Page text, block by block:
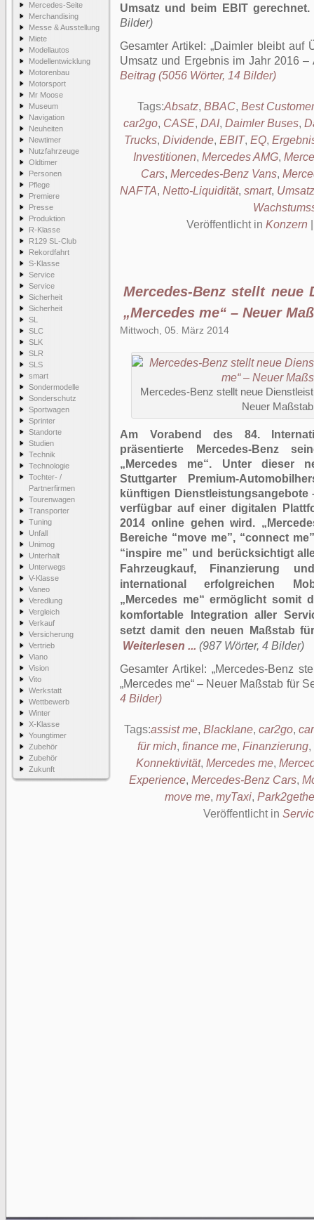
Mercedes-Seite
Merchandising
Messe & Ausstellung
Miete
Modellautos
Modellentwicklung
Motorenbau
Motorsport
Mr Moose
Museum
Navigation
Neuheiten
Newtimer
Nutzfahrzeuge
Oldtimer
Personen
Pflege
Premiere
Presse
Produktion
R-Klasse
R129 SL-Club
Rekordfahrt
S-Klasse
Service
Service
Sicherheit
Sicherheit
SL
SLC
SLK
SLR
SLS
smart
Sondermodelle
Sonderschutz
Sportwagen
Sprinter
Standorte
Studien
Technik
Technologie
Tochter- /
Partnerfirmen
Tourenwagen
Transporter
Tuning
Unfall
Unimog
Unterhalt
Unterwegs
V-Klasse
Vaneo
Veredlung
Vergleich
Verkauf
Versicherung
Vertrieb
Viano
Vision
Vito
Werkstatt
Wettbewerb
Winter
X-Klasse
Youngtimer
Zubehör
Zubehör
Zukunft
Umsatz und beim EBIT gerechnet.
Bilder)
Gesamter Artikel:
Daimler bleibt auf
Umsatz und Ergebnis im Jahr 2016
Beitrag (5056 Wörter, 14 Bilder)
Tags:Absatz, BBAC, Best
car2go, CASE, DAI, Daimler Buses,
Trucks, Dividende, EBIT, EQ,
Investitionen, Mercedes AMG,
Cars, Mercedes-Benz Vans,
NAFTA, Netto-Liquidität, smart, Umsatz
Veröffentlicht in Konzern
Mercedes-Benz stellt neue
„Mercedes me“ – Neuer
Mittwoch, 05. März 2014
Mercedes-Benz stellt neue
Neuer
Am Vorabend des 84.
präsentierte Mercedes-Benz
„Mercedes me“. Unter dieser
Stuttgarter Premium-
künftigen
verfügbar auf einer digitalen
2014 online gehen wird.
Bereiche “move me”, “connect
“inspire me” und berücksichtigt
Fahrzeugkauf, Finanzierung
international erfolgreichen
„Mercedes me“ ermöglicht somit
komfortable Integration aller
setzt damit den neuen Maßstab
Weiterlesen ... (987 Wörter, 4 Bilder)
Gesamter Artikel:
Mercedes-Benz
„Mercedes me“ – Neuer Maßstab für
4 Bilder)
Tags:assist me, Blacklane, car2go,
für mich, finance me, Finanzierung,
Konnektivität, Mercedes me,
Experience, Mercedes-Benz Cars,
move me, myTaxi,
Veröffentlicht in